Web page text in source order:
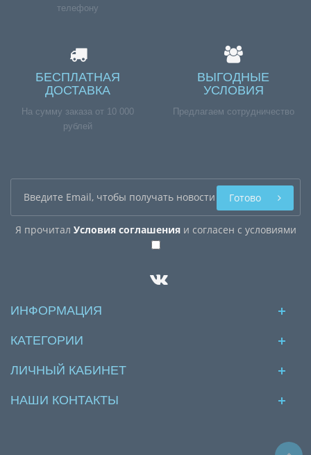
телефону
БЕСПЛАТНАЯ
ДОСТАВКА
На сумму заказа от 10 000
рублей
ВЫГОДНЫЕ
УСЛОВИЯ
Предлагаем сотрудничество
Я прочитал Условия соглашенияи согласен с условиями
Готово
ИНФОРМАЦИЯ
КАТЕГОРИИ
ЛИЧНЫЙ КАБИНЕТ
НАШИ КОНТАКТЫ